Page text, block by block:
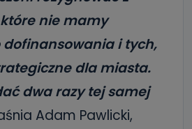
nie mamy
dofinansowania i tych,
dla miasta.
dwa razy tej samej
Adam Pawlicki,